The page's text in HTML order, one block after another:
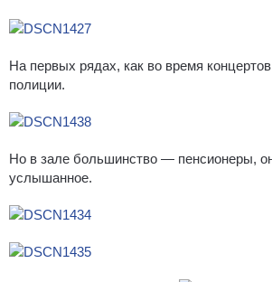
На первых рядах, как во время
полиции.
Но в зале большинство — пенсионеры,
услышанное.